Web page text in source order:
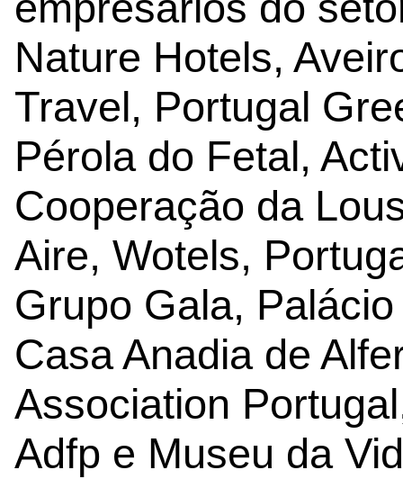
Nature Hotels,
Travel, Portugal
Pérola do Fetal,
Cooperação da
Aire, Wotels,
Grupo Gala,
Casa Anadia de
Association
Adfp e Museu da